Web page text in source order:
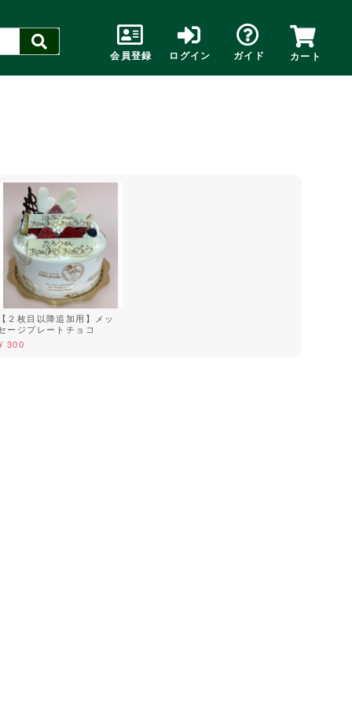
会員登録 ログイン ガイド カート
２枚目以降追加用】メッ
ージプレートチョコ
300